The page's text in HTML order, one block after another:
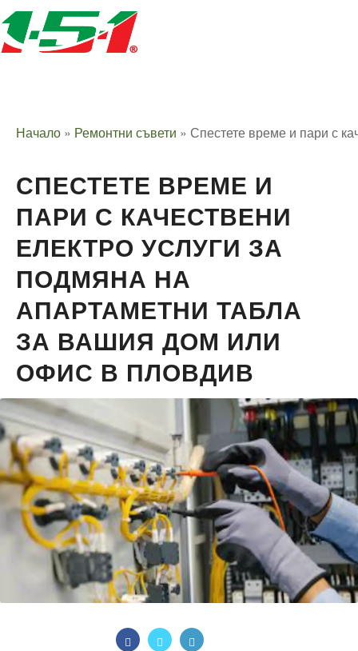
Начало » Ремонтни съвети » Спестете време и пари с
СПЕСТЕТЕ ВРЕМЕ И
ПАРИ С КАЧЕСТВЕНИ
ЕЛЕКТРО УСЛУГИ ЗА
ПОДМЯНА НА
АПАРТАМЕТНИ ТАБЛА
ЗА ВАШИЯ ДОМ ИЛИ
ОФИС В ПЛОВДИВ